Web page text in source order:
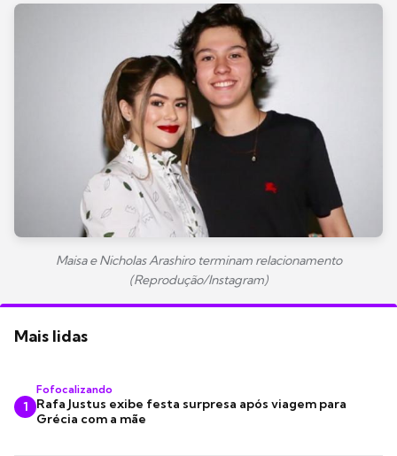
Maisa e Nicholas Arashiro terminam relacionamento
(Reprodução/Instagram)
Mais lidas
1
Fofocalizando
Rafa Justus exibe festa surpresa após viagem para
Grécia com a mãe